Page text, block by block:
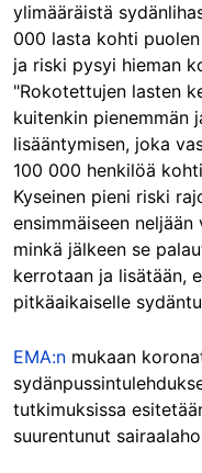
ylimääräistä
000 lasta kohti
ja riski pysyi hieman
"Rokotettujen lasten
kuitenkin pienemmän
lisääntymisen, joka
100 000 henkilöä
Kyseinen pieni riski
ensimmäiseen
minkä jälkeen se
kerrotaan ja lisätään,
pitkäaikaiselle
EMA:n mukaan
tutkimuksissa
suurentunut